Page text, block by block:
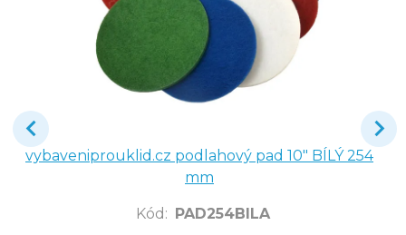
vybaveniprouklid.cz podlahový pad 10" BÍLÝ 254
mm
Kód : PAD254BILA